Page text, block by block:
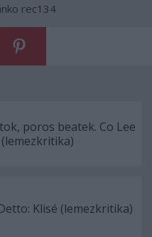
rec134
poros beatek. Co Lee
Klisé (lemezkritika)